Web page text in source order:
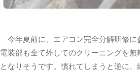
今年夏前に、エアコン完全分解研修
電装部も全て外してのクリーニングを
となりそうです。慣れてしまうと逆に